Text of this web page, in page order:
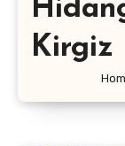
Kirgiz